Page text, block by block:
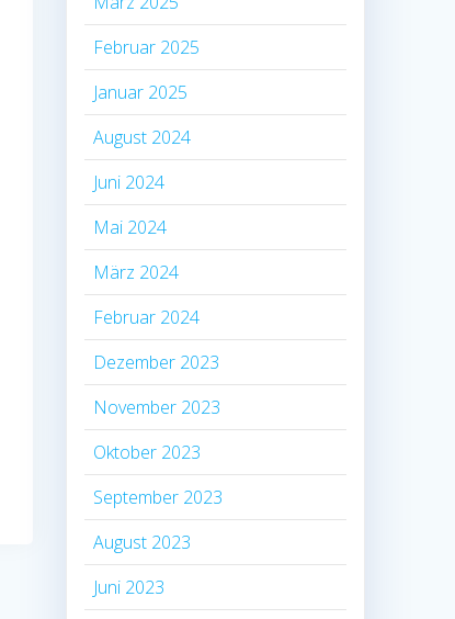
Februar 2025
Januar 2025
August 2024
Juni 2024
Mai 2024
März 2024
Februar 2024
Dezember 2023
November 2023
Oktober 2023
September 2023
August 2023
Juni 2023